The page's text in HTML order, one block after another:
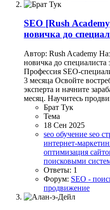
SEO [Rush
новичка до
Автор: Rush Academy
новичка до
Профессия SEO-
3 месяца Освойте
эксперта и начните
месяц. Научитесь
Брат Тук
Тема
18 Сен 2025
seo обучение seo
интернет-
оптимизация
поисковыми
Ответы: 1
Форум: SEO -
продвижение